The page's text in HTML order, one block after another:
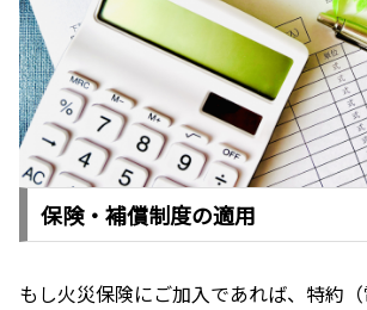
保険・補償制度の適用
もし火災保険にご加入であれば、特約